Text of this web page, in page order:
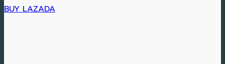
BUY LAZADA